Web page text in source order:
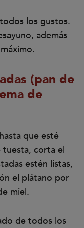
los gustos.
además
(pan de
de
que esté
tuesta, corta el
estén listas,
el plátano por
miel.
de todos los